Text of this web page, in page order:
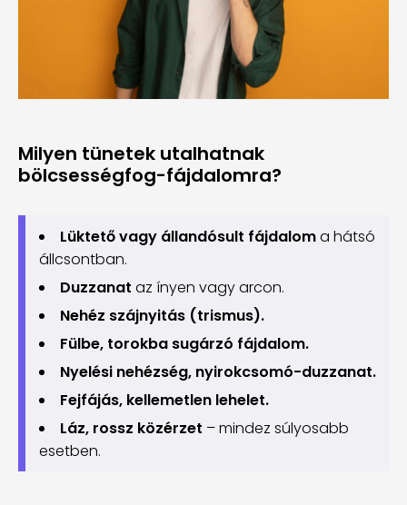
Milyen tünetek utalhatnak
bölcsességfog-fájdalomra?
Lüktető vagy állandósult fájdaloma hátsó
állcsontban.
Duzzanat az ínyen vagy arcon.
Nehéz szájnyitás (trismus).
Fülbe, torokba sugárzó fájdalom.
Nyelési nehézség, nyirokcsomó-duzzanat.
Fejfájás, kellemetlen lehelet.
Láz, rossz közérzet – mindez súlyosabb
esetben.